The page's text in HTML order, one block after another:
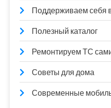
Поддерживаем себя
Полезный каталог
Ремонтируем ТС
Советы для дома
Современные